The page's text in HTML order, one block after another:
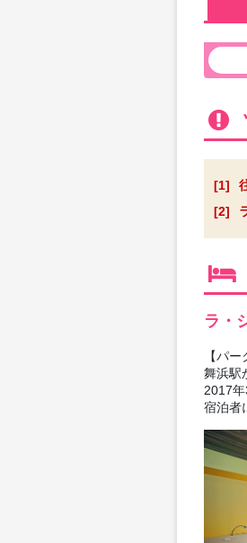
[1]
[2]
ラ・
【パ
舞浜駅
2017
宿泊者